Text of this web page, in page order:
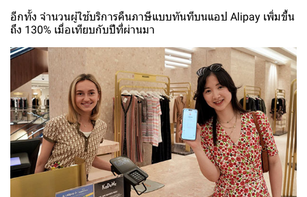
อีกทั้ง จำนวนผู้ใช้บริการคืนภาษีแบบทันทีบนแอป Alipay เพิ่มขึ้น
ถึง 130% เมื่อเทียบกับปีที่ผ่านมา